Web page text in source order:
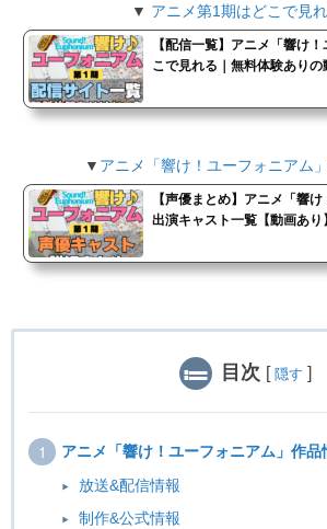
▼ アニメ第1期はどこで見
【配信一覧】アニメ「響け
こで見れる｜無料体験ありの
▼ アニメ「響け！ユーフォニアム
【声優まとめ】アニメ「響
出演キャスト一覧【動画あり】
目次 [ 隠す ]
アニメ「響け！ユーフォニアム」作品
放送&配信情報
制作&公式情報